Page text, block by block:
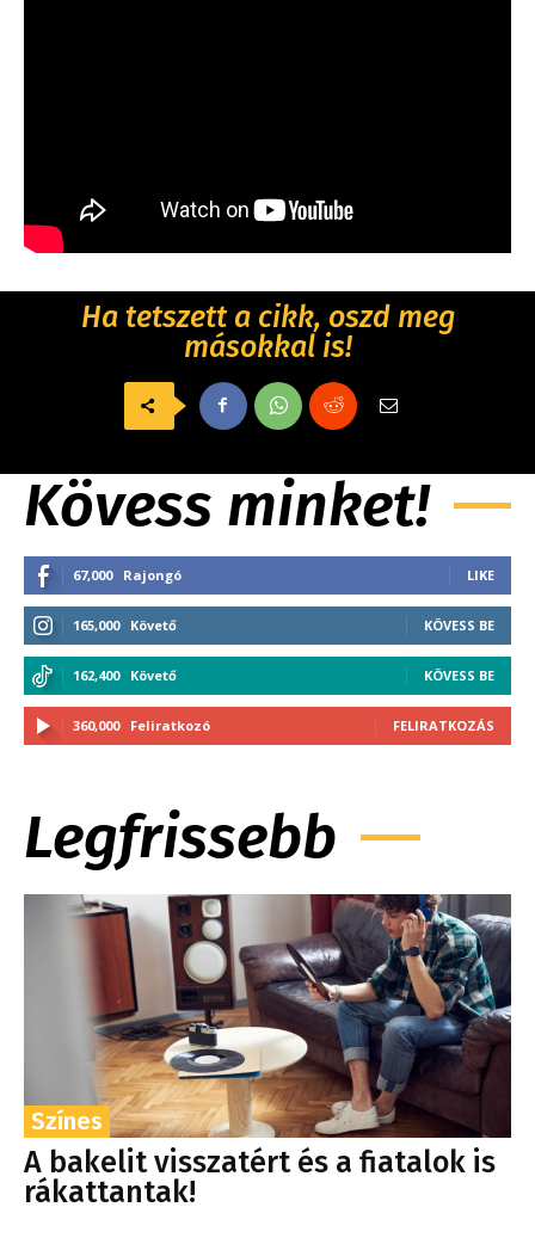
Ha tetszett a cikk, oszd meg
másokkal is!
Kövess minket!
67,000 Rajongó LIKE
165,000 Követő KÖVESS BE
162,400 Követő KÖVESS BE
360,000 Feliratkozó FELIRATKOZÁS
Legfrissebb
Színes
A bakelit visszatért és a fiatalok is
rákattantak!